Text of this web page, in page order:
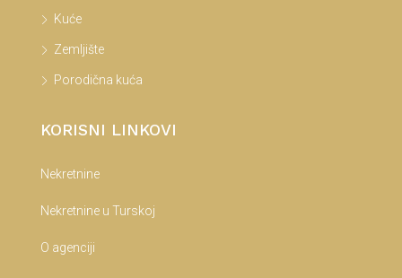
Kuće
Zemljište
Porodična kuća
KORISNI LINKOVI
Nekretnine
Nekretnine u Turskoj
O agenciji